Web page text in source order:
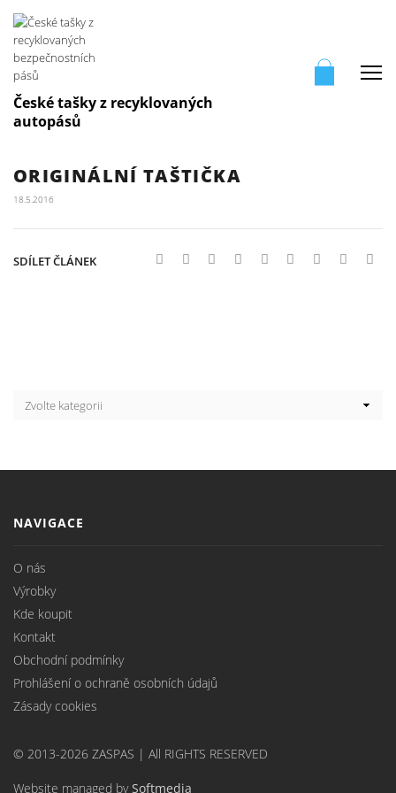
České tašky z recyklovaných
autopásů
ORIGINÁLNÍ TAŠTIČKA
18.5.2016
SDÍLET ČLÁNEK
NAVIGACE
O nás
Výrobky
Kde koupit
Kontakt
Obchodní podmínky
Prohlášení o ochraně osobních údajů
Zásady cookies
© 2013-2026 ZASPAS | All RIGHTS RESERVED
Website managed bySoftmedia